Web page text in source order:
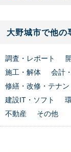
大野城市で他の
調査・レポート
施工・解体
会計
修繕・改修・テナン
建設IT・ソフト
不動産
その他